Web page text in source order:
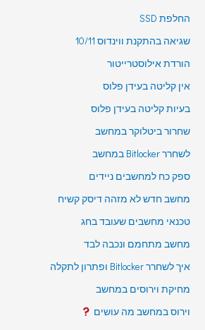
החלפת SSD
שגיאה בהתקנת ווינדוס 10/11
הורדת אילוסטרייטור
אין קליטה בעידן פלוס
בעיות קליטה בעידן פלוס
שחרור ביטלוקר במחשב
לשחרר Bitlocker במחשב
ספק כח למחשבים ניידים
מחשב חדש לא מזהה דיסק קשיח
טכנאי מחשבים שעובד בחג
מחשב מתחמם ונכבה לבד
איך לשחרר Bitlocker ופתרון לתקלה
מחיקת וירוסים במחשב
וירוס במחשב מה עושים